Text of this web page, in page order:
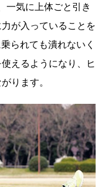
一気に上体ごと引き
が入っていることを
られても潰れないく
えるようになり、ヒ
ります。